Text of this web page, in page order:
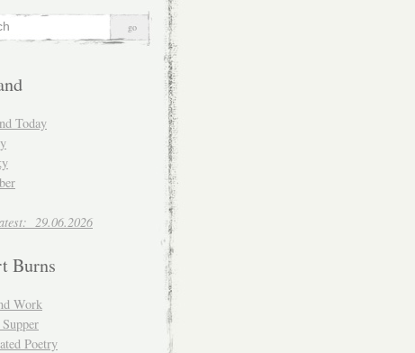
Today
29.06.2026
Burns
Work
Poetry